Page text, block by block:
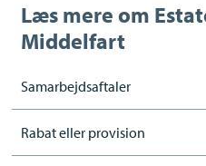
Læs mere om
Middelfart
Samarbejdsaftaler
Rabat eller provision